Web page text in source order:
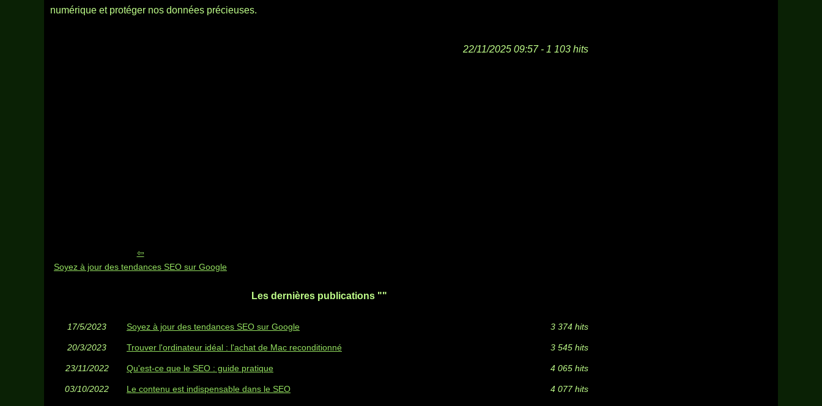
numérique et protéger nos données précieuses.
22/11/2025 09:57 - 1 103 hits
Soyez à jour des tendances SEO sur Google
Les dernières publications ""
17/5/2023 Soyez à jour des tendances SEO sur Google 3 374 hits
20/3/2023 Trouver l'ordinateur idéal : l'achat de Mac reconditionné 3 545 hits
23/11/2022 Qu'est-ce que le SEO : guide pratique 4 065 hits
03/10/2022 Le contenu est indispensable dans le SEO 4 077 hits